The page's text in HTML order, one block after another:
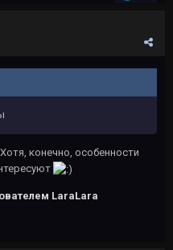
конечно, особенности
LaraLara